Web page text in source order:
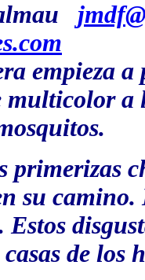
empieza
a
primerizas
su
Estos
de los